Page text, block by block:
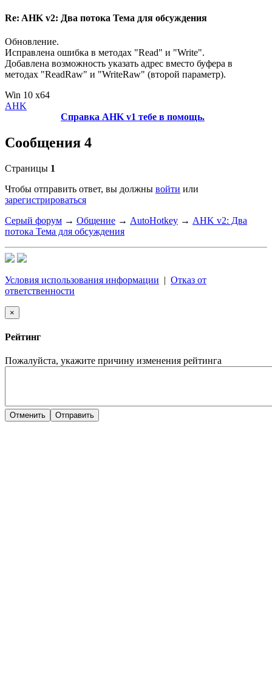
Re: AHK v2: Два потока Тема для обсуждения
Обновление.
Исправлена ошибка в методах "Read" и "Write".
Добавлена возможность указать адрес вместо буфера в
методах "ReadRaw" и "WriteRaw" (второй параметр).
Win 10 x64
AHK
Справка AHK v1 тебе в помощь.
Сообщения 4
Страницы 1
Чтобы отправить ответ, вы должны войти или
зарегистрироваться
Серый форум → Общение → AutoHotkey → AHK v2: Два
потока Тема для обсуждения
Условия использования информации | Отказ от
ответственности
×
Рейтинг
Пожалуйста, укажите причину изменения рейтинга
Отменить Отправить